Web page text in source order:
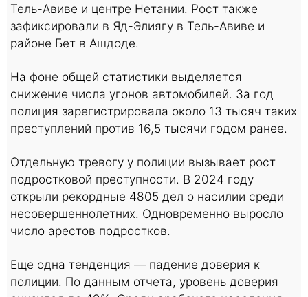
Тель-Авиве и центре Нетании. Рост также
зафиксировали в Яд-Элиягу в Тель-Авиве и
районе Бет в Ашдоде.
На фоне общей статистики выделяется
снижение числа угонов автомобилей. За год
полиция зарегистрировала около 13 тысяч таких
преступлений против 16,5 тысячи годом ранее.
Отдельную тревогу у полиции вызывает рост
подростковой преступности. В 2024 году
открыли рекордные 4805 дел о насилии среди
несовершеннолетних. Одновременно выросло
число арестов подростков.
Еще одна тенденция — падение доверия к
полиции. По данным отчета, уровень доверия